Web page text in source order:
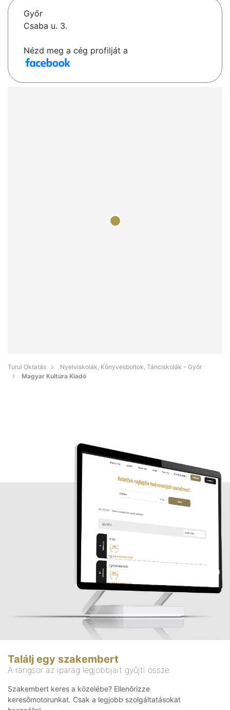
Győr
Csaba u. 3.
Nézd meg a cég profilját a
Turul Oktatás
Nyelviskolák, Könyvesboltok, Tánciskolák - Győr
Magyar Kultúra Kiadó
Találj egy szakembert
A rangsor az iparág legjobbjait gyűjti össze
Szakembert keres a közelébe? Ellenőrizze
keresőmotorunkat. Csak a legjobb szolgáltatásokat